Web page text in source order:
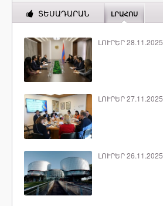
ՏԵՍԱԴԱՐԱՆ ԼՐԱՀՈՍ
ԼՈՒՐԵՐ 28.11.2025
ԼՈՒՐԵՐ 27.11.2025
ԼՈՒՐԵՐ 26.11.2025